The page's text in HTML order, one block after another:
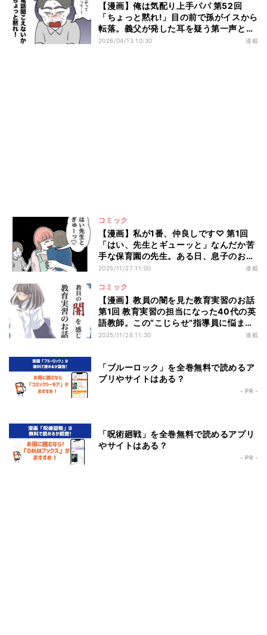
【漫画】俺は気配り上手パパ 第52回
「ちょっと黙れ!」目の前で孫がイスから
転落。義父が発した耳を疑う第一声と
は?
2026/04/13 10:30 連載
コミック
【漫画】私が1番、仲良しです♡ 第1回
「はい、先生とギューッと」なんだか苦
手な保育園の先生。ある日、息子のお迎
えに行くと…?
2025/11/27 11:00 連載
コミック
【漫画】教員の闇を見た教育実習のお話
第1回 教育実習の担当になった40代の英
語教師。この“こじらせ”指導員に悩まさ
れることに――
2025/11/26 11:30 連載
「ブルーロック」を全巻無料で読めるア
プリやサイトはある？
- PR -
「呪術廻戦」を全巻無料で読めるアプリ
やサイトはある？
- PR -